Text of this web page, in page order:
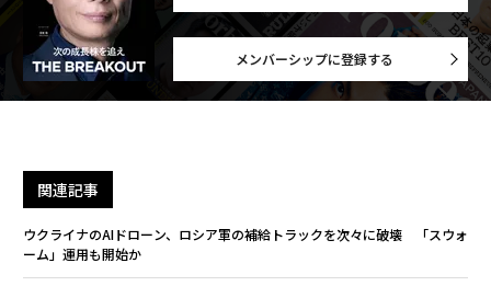
メンバーシップに登録する
関連記事
ウクライナのAIドローン、ロシア軍の補給トラックを次々に破壊 「スウォ
ーム」運用も開始か